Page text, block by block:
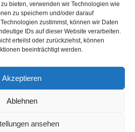
bieten, verwenden wir Technologien wie
zu speichern und/oder darauf
zustimmst, können wir Daten
IDs auf dieser Website verarbeiten.
erteilst oder zurückziehst, können
beeinträchtigt werden.
Akzeptieren
Ablehnen
ansehen
NUT­ZUNGS­BE­DIN­GUN­GEN
MEDI­EN­HAUS
RICH­T­­LI­­NIE (EU)